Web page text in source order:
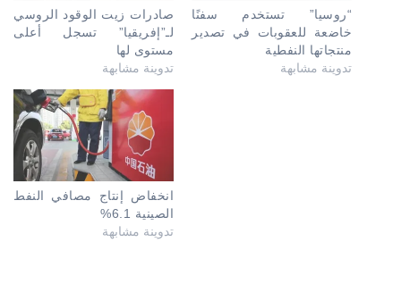
صادرات زيت الوقود الروسي
لـ”إفريقيا” تسجل أعلى
مستوى لها
تدوينة مشابهة
“روسيا” تستخدم سفنًا
خاضعة للعقوبات في تصدير
منتجاتها النفطية
تدوينة مشابهة
انخفاض إنتاج مصافي النفط
الصينية 6.1%
تدوينة مشابهة